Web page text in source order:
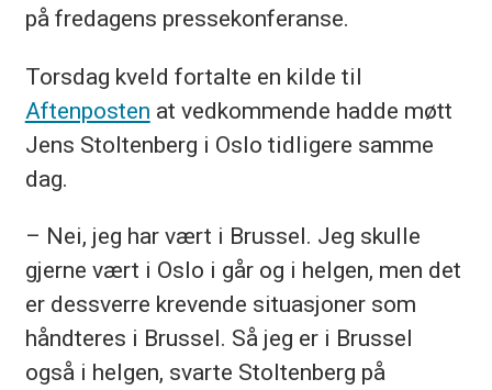
på fredagens pressekonferanse.
Torsdag kveld fortalte en kilde til
Aftenposten at vedkommende hadde møtt
Jens Stoltenberg i Oslo tidligere samme
dag.
– Nei, jeg har vært i Brussel. Jeg skulle
gjerne vært i Oslo i går og i helgen, men det
er dessverre krevende situasjoner som
håndteres i Brussel. Så jeg er i Brussel
også i helgen, svarte Stoltenberg på